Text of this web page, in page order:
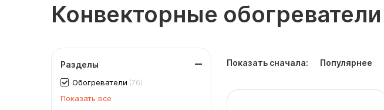
Конвекторные обогреватели
Разделы
Обогреватели (76)
Показать все
Показать сначала: Популярнее